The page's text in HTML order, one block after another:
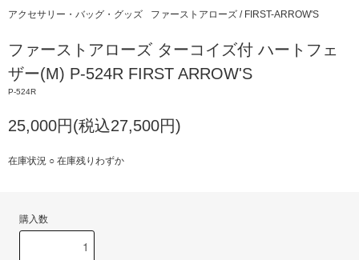
アクセサリー・バッグ・グッズ ファーストアローズ / FIRST-ARROW'S
ファーストアローズ ターコイズ付 ハートフェ
ザー(M) P-524R FIRST ARROW'S
P-524R
25,000円(税込27,500円)
在庫状況 ○ 在庫残りわずか
購入数